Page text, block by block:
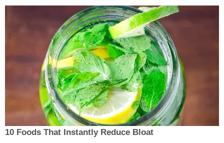
10 Foods That Instantly Reduce Bloat